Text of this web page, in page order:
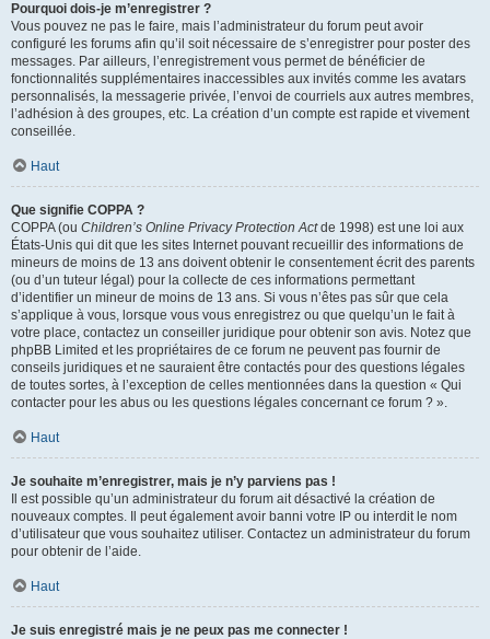
Pourquoi dois-je m’enregistrer ?
Vous pouvez ne pas le faire, mais l’administrateur du forum peut avoir
configuré les forums afin qu’il soit nécessaire de s’enregistrer pour poster des
messages. Par ailleurs, l’enregistrement vous permet de bénéficier de
fonctionnalités supplémentaires inaccessibles aux invités comme les avatars
personnalisés, la messagerie privée, l’envoi de courriels aux autres membres,
l’adhésion à des groupes, etc. La création d’un compte est rapide et vivement
conseillée.
Haut
Que signifie COPPA ?
COPPA (ou Children’s Online Privacy Protection Actde 1998) est une loi aux
États-Unis qui dit que les sites Internet pouvant recueillir des informations de
mineurs de moins de 13 ans doivent obtenir le consentement écrit des parents
(ou d’un tuteur légal) pour la collecte de ces informations permettant
d’identifier un mineur de moins de 13 ans. Si vous n’êtes pas sûr que cela
s’applique à vous, lorsque vous vous enregistrez ou que quelqu’un le fait à
votre place, contactez un conseiller juridique pour obtenir son avis. Notez que
phpBB Limited et les propriétaires de ce forum ne peuvent pas fournir de
conseils juridiques et ne sauraient être contactés pour des questions légales
de toutes sortes, à l’exception de celles mentionnées dans la question « Qui
contacter pour les abus ou les questions légales concernant ce forum ? ».
Haut
Je souhaite m’enregistrer, mais je n’y parviens pas !
Il est possible qu’un administrateur du forum ait désactivé la création de
nouveaux comptes. Il peut également avoir banni votre IP ou interdit le nom
d’utilisateur que vous souhaitez utiliser. Contactez un administrateur du forum
pour obtenir de l’aide.
Haut
Je suis enregistré mais je ne peux pas me connecter !